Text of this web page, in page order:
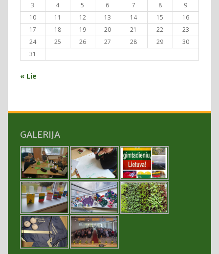
3
4 5 6 7 8
9
10
11 12 13 14 15
16
17
18 19 20 21 22
23
24
25 26 27 28 29
30
31
« Lie
GALERIJA